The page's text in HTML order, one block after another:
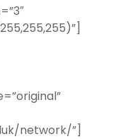
network/”]